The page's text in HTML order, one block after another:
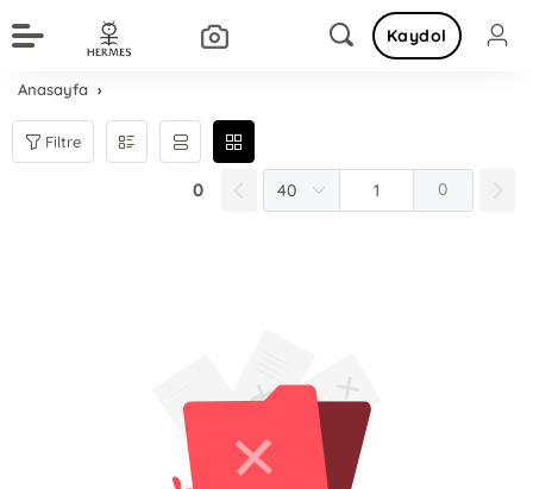
Kaydol
Anasayfa
Filtre
0 0